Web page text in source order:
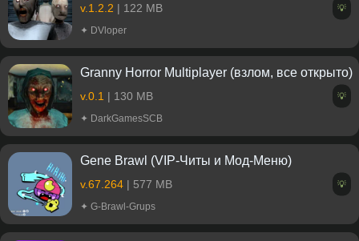
v.1.2.2 | 122 MB
✦ DVloper
💡
Granny Horror Multiplayer (взлом, все открыто)
v.0.1 | 130 MB
✦ DarkGamesSCB
💡
Gene Brawl (VIP-Читы и Мод-Меню)
v.67.264 | 577 MB
✦ G-Brawl-Grups
💡